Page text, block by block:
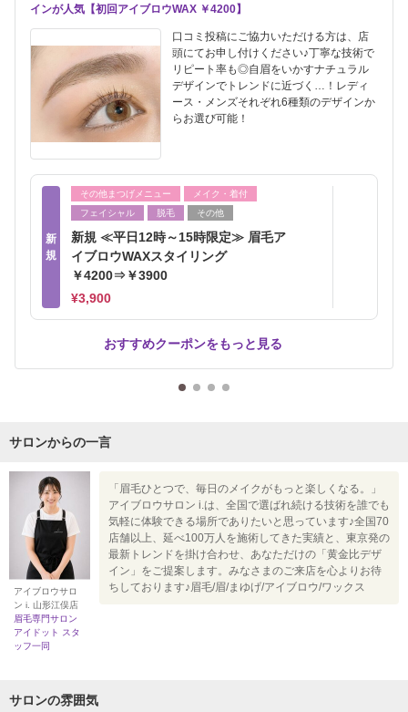
インが人気【初回アイブロウWAX ￥4200】
口コミ投稿にご協力いただける方は、店
頭にてお申し付けください♪丁寧な技術で
リピート率も◎自眉をいかすナチュラル
デザインでトレンドに近づく…！レディ
ース・メンズそれぞれ6種類のデザインか
らお選び可能！
新
規
その他まつげメニュー
メイク・着付
フェイシャル
脱毛 その他
新規 ≪平日12時～15時限定≫ 眉毛ア
イブロウWAXスタイリング
￥4200⇒￥3900
¥3,900
おすすめクーポンをもっと見る
サロンからの一言
アイブロウサロ
ン i. 山形江俣店
眉毛専門サロン
アイドット スタ
ッフ一同
「眉毛ひとつで、毎日のメイクがもっと楽しくなる。」
アイブロウサロン i.は、全国で選ばれ続ける技術を誰でも
気軽に体験できる場所でありたいと思っています♪全国70
店舗以上、延べ100万人を施術してきた実績と、東京発の
最新トレンドを掛け合わせ、あなただけの「黄金比デザ
イン」をご提案します。みなさまのご来店を心よりお待
ちしております♪眉毛/眉/まゆげ/アイブロウ/ワックス
サロンの雰囲気